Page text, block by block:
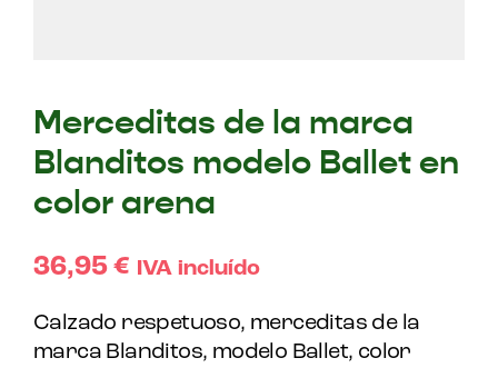
Merceditas de la marca
Blanditos modelo Ballet en
color arena
36,95 € IVA incluído
Calzado respetuoso, merceditas de la
marca Blanditos, modelo Ballet, color